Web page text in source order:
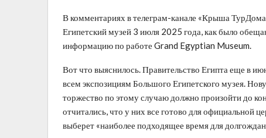
В комментариях в телеграм-канале «Крыша
Египетский музей 3 июля 2025 года, как было
информацию по работе Grand Egyptian Museum.
Вот что выяснилось. Правительство Египта еще в
всем экспозициям Большого Египетского музея.
торжество по этому случаю должно произойти до
отчитались, что у них все готово для официальной
выберет «наиболее подходящее время для